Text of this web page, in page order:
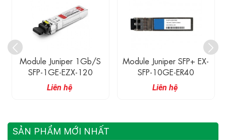
Module Juniper SFP+ EX-
SFP-10GE-ER40
Liên hệ
Module Juniper SFP+ EX-
SFP-10GE-LRM2
Liên hệ
SẢN PHẨM MỚI NHẤT